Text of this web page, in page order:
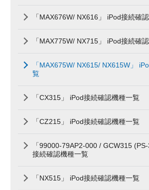
「MAX676W/ NX616」 iPod接続確
「MAX775W/ NX715」 iPod接続確
「MAX675W/ NX615/ NX615W」
覧
「CX315」 iPod接続確認機種一覧
「CZ215」 iPod接続確認機種一覧
「99000-79AP2-000 / GCW315
接続確認機種一覧
「NX515」 iPod接続確認機種一覧